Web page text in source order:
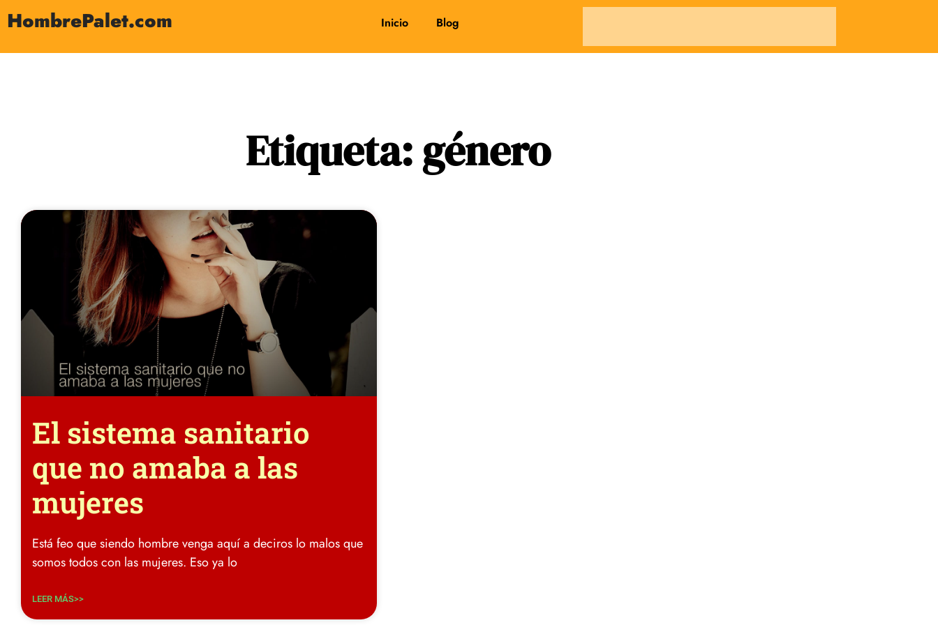
HombrePalet.com Inicio Blog
Etiqueta: género
El sistema sanitario
que no amaba a las
mujeres
Está feo que siendo hombre venga aquí a deciros lo malos que
somos todos con las mujeres. Eso ya lo
LEER MÁS>>